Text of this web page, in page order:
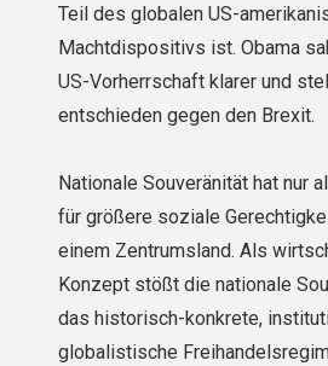
Teil des globalen US-
Machtdispositivs ist. Obama
US-Vorherrschaft klarer und
entschieden gegen den Brexit.
Nationale Souveränität hat nur
für größere soziale
einem Zentrumsland. Als
Konzept stößt die nationale
das historisch-konkrete,
globalistische